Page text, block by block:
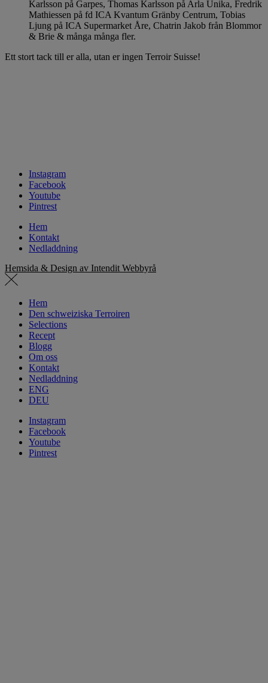
Karlsson på Garpes, Thomas Karlsson på Arla Unika, Fredrik
Mathiessen på fd ICA Kvantum Gränby Centrum, Tobias
Ljung på ICA Supermarket Åre, Chatrin Jakob från Blommor
& Brie & många många fler.
Ett stort tack till er alla, utan er ingen Terroir Suisse!
Instagram
Facebook
Youtube
Pintrest
Hem
Kontakt
Nedladdning
Hemsida & Design av Intendit Webbyrå
Hem
Den schweiziska Terroiren
Selections
Recept
Blogg
Om oss
Kontakt
Nedladdning
ENG
DEU
Instagram
Facebook
Youtube
Pintrest